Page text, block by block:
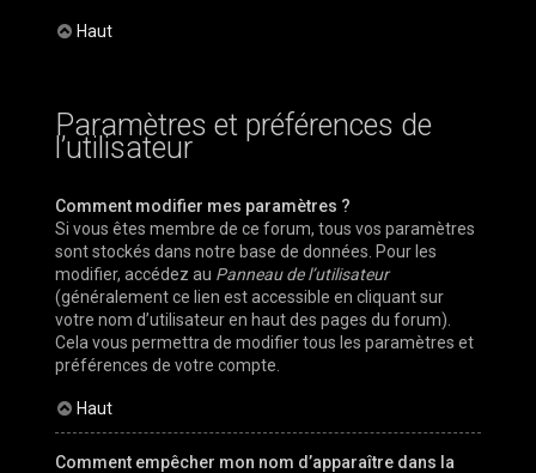
Haut
Paramètres et préférences de
l’utilisateur
Comment modifier mes paramètres ?
Si vous êtes membre de ce forum, tous vos paramètres
sont stockés dans notre base de données. Pour les
modifier, accédez au Panneau de l’utilisateur
(généralement ce lien est accessible en cliquant sur
votre nom d’utilisateur en haut des pages du forum).
Cela vous permettra de modifier tous les paramètres et
préférences de votre compte.
Haut
Comment empêcher mon nom d’apparaître dans la